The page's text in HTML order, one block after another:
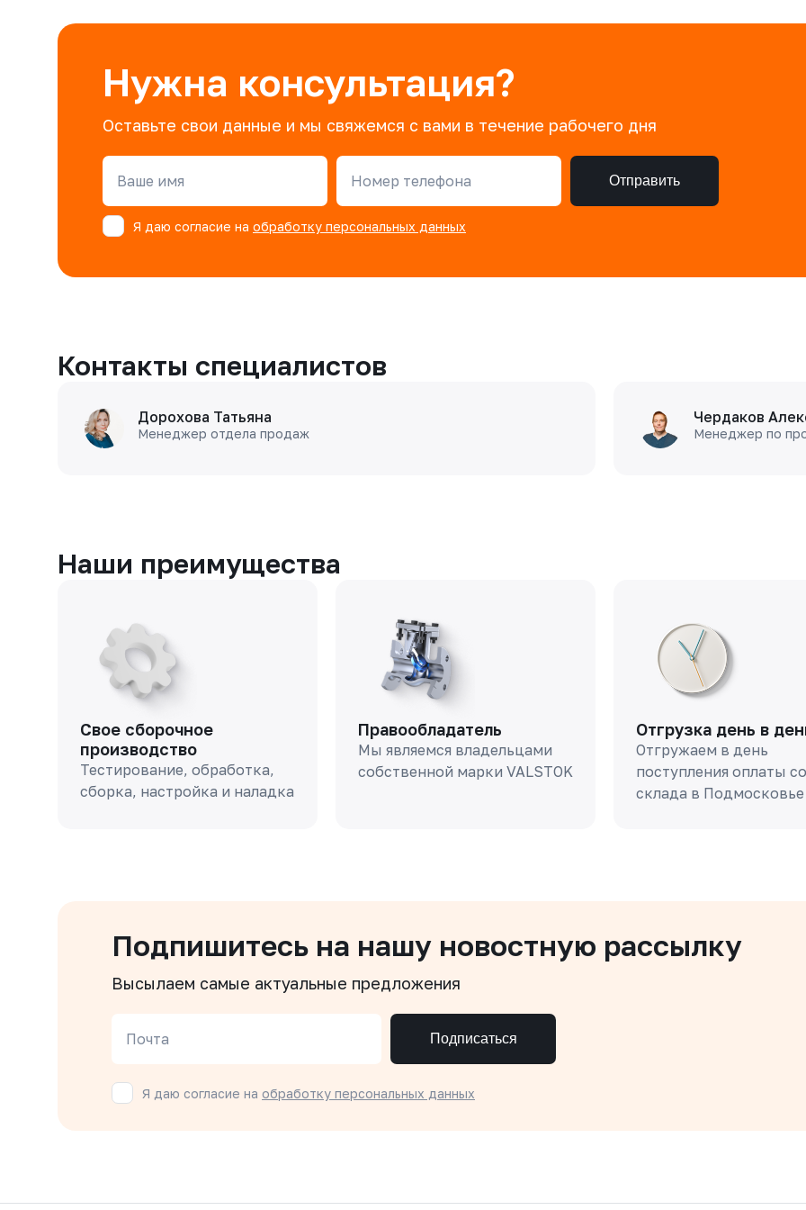
Нужна консультация?
Оставьте свои данные и мы свяжемся с вами в течение рабочего дня
Ваше имя Номер телефона Отправить
Я даю согласие на обработку персональных данных
Контакты специалистов
Дорохова Татьяна
Менеджер отдела продаж
Чердаков
Менеджер по
Наши преимущества
Свое сборочное
производство
Тестирование, обработка,
сборка, настройка и наладка
Правообладатель
Мы являемся владельцами
собственной марки VALSTOK
Отгрузка день в
Отгружаем в день
поступления оплаты со
склада в Подмосковье
Подпишитесь на нашу новостную рассылку
Высылаем самые актуальные предложения
Почта Подписаться
Я даю согласие на обработку персональных данных